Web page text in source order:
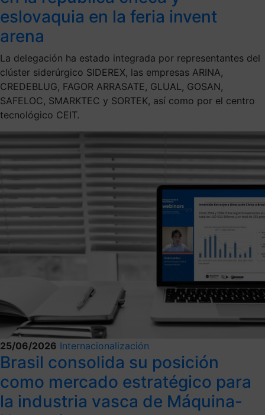
eslovaquia en la feria invent
arena
La delegación ha estado integrada por representantes del
clúster siderúrgico SIDEREX, las empresas ARINA,
CREDEBLUG, FAGOR ARRASATE, GLUAL, GOSAN,
SAFELOC, SMARKTEC y SORTEK, así como por el centro
tecnológico CEIT.
25/06/2026 Internacionalización
Brasil consolida su posición
como mercado estratégico para
la industria vasca de Máquina-